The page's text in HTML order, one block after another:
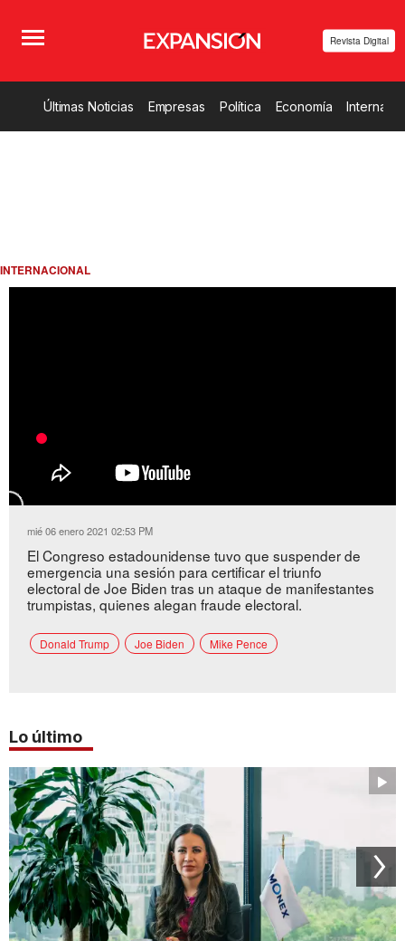
Revista Digital
Últimas Noticias Empresas Política Economía
INTERNACIONAL
mié 06 enero 2021 02:53 PM
El Congreso estadounidense tuvo que suspender de
emergencia una sesión para certificar el triunfo
electoral de Joe Biden tras un ataque de manifestantes
trumpistas, quienes alegan fraude electoral.
Donald Trump Joe Biden Mike Pence
Lo último